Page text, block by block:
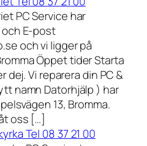
PC Service har
och E-post
och vi ligger på
Öppet tider Starta
dej. Vi reparera din PC &
namn Datorhjälp ) har
13, Bromma.
oss […]
Tel 08 37 21 00